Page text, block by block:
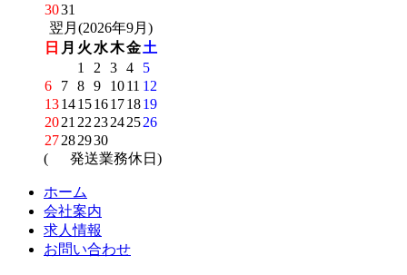
3031
翌月(2026年9月)
日 月 火 水木金土
1
2 3 4
5
6
7 8 9 1011 12
13141516171819
2021 22 23242526
27282930
(
発送業務休日)
ホーム
会社案内
求人情報
お問い合わせ